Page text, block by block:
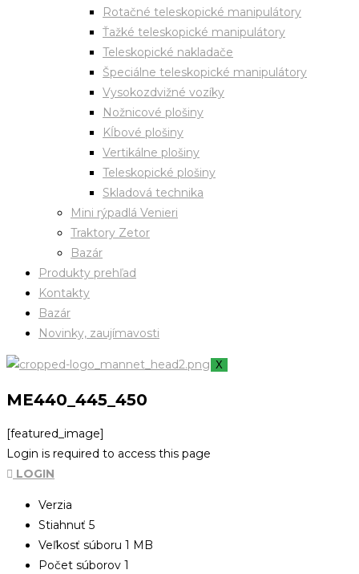
Rotačné teleskopické manipulátory
Ťažké teleskopické manipulátory
Teleskopické nakladače
Špeciálne teleskopické manipulátory
Vysokozdvižné vozíky
Nožnicové plošiny
Kĺbové plošiny
Vertikálne plošiny
Teleskopické plošiny
Skladová technika
Mini rýpadlá Venieri
Traktory Zetor
Bazár
Produkty prehľad
Kontakty
Bazár
Novinky, zaujímavosti
X
ME440_445_450
[featured_image]
Login is required to access this page
LOGIN
Verzia
Stiahnuť 5
Veľkosť súboru 1 MB
Počet súborov 1